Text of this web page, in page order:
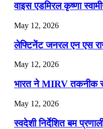
वाइस एडमिरल कृष्णा
May 12, 2026
लेफ्टिनेंट जनरल एन एस
May 12, 2026
भारत ने MIRV तकनीक से
May 12, 2026
स्वदेशी निर्देशित बम